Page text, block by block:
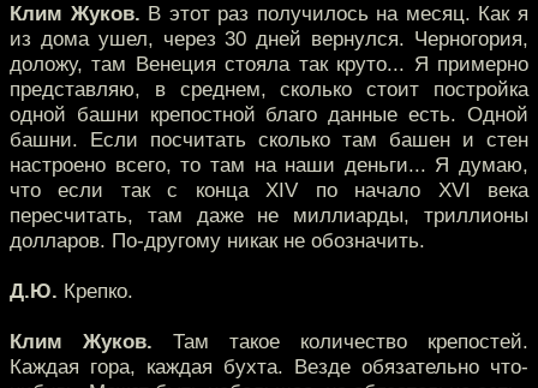
Клим Жуков. В этот раз получилось на месяц. Как я
из дома ушел, через 30 дней вернулся. Черногория,
доложу, там Венеция стояла так круто... Я примерно
представляю, в среднем, сколько стоит постройка
одной башни крепостной благо данные есть. Одной
башни. Если посчитать сколько там башен и стен
настроено всего, то там на наши деньги... Я думаю,
что если так с конца XIV по начало XVI века
пересчитать, там даже не миллиарды, триллионы
долларов. По-другому никак не обозначить.
Д.Ю. Крепко.
Клим Жуков. Там такое количество крепостей.
Каждая гора, каждая бухта. Везде обязательно что-